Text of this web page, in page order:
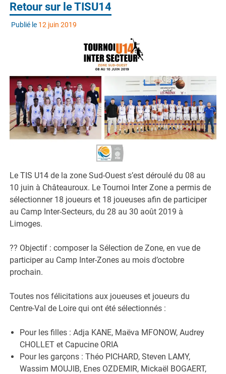
Retour sur le TISU14
Publié le 12 juin 2019
Le TIS U14 de la zone Sud-Ouest s’est déroulé du 08 au
10 juin à Châteauroux. Le Tournoi Inter Zone a permis de
sélectionner 18 joueurs et 18 joueuses afin de participer
au Camp Inter-Secteurs, du 28 au 30 août 2019 à
Limoges.
?? Objectif : composer la Sélection de Zone, en vue de
participer au Camp Inter-Zones au mois d’octobre
prochain.
Toutes nos félicitations aux joueuses et joueurs du
Centre-Val de Loire qui ont été sélectionnés :
Pour les filles : Adja KANE, Maëva MFONOW, Audrey
CHOLLET et Capucine ORIA
Pour les garçons : Théo PICHARD, Steven LAMY,
Wassim MOUJIB, Enes OZDEMIR, Mickaël BOGAERT,